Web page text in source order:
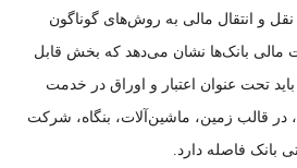
نقل و انتقال مالی به روش‌های گوناگون
بانک‌ها نشان می‌دهد که بخش قابل
تحت عنوان اعتبار و اوراق در خدمت
در قالب زمین، ماشین‌آلات، بنگاه، شرکت
بانک فاصله دارد.